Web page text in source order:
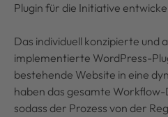
Plugin für die Initiative
Das individuell konzipierte und
implementierte WordPress-
bestehende Website in eine
haben das gesamte
sodass der Prozess von der